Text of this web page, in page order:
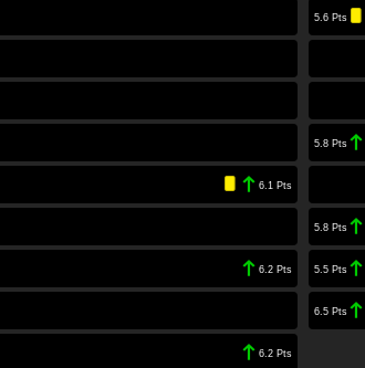
6.1 Pts
6.2 Pts
6.2 Pts
5.6 Pts
5.8 Pts
5.8 Pts
5.5 Pts
6.5 Pts